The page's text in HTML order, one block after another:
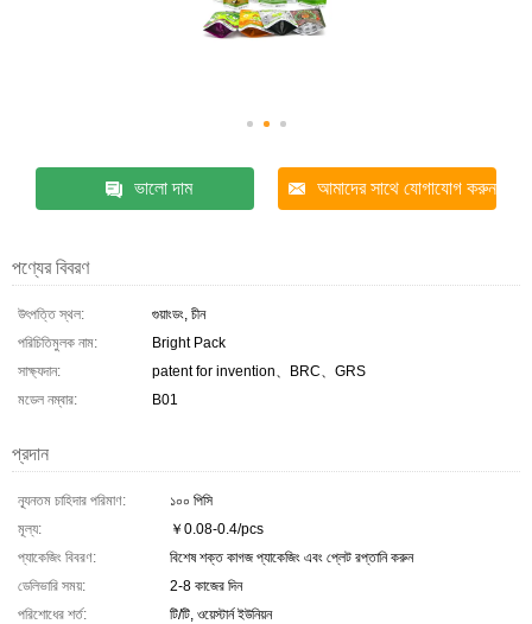
ভালো দাম আমাদের সাথে যোগাযোগ করুন
পণ্যের বিবরণ
উৎপত্তি স্থল:
গুয়াংডং, চীন
পরিচিতিমুলক নাম:
Bright Pack
সাক্ষ্যদান:
patent for invention、BRC、GRS
মডেল নম্বার:
B01
প্রদান
ন্যূনতম চাহিদার পরিমাণ:
১০০ পিসি
মূল্য:
￥0.08-0.4/pcs
প্যাকেজিং বিবরণ:
বিশেষ শক্ত কাগজ প্যাকেজিং এবং প্লেট রপ্তানি করুন
ডেলিভারি সময়:
2-8 কাজের দিন
পরিশোধের শর্ত:
টি/টি, ওয়েস্টার্ন ইউনিয়ন